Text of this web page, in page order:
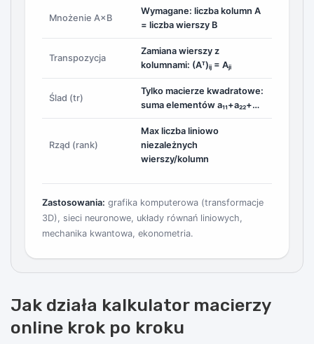
Mnożenie A×B
Wymagane: liczba kolumn A
= liczba wierszy B
Transpozycja
Zamiana wierszy z
kolumnami: (Aᵀ)ᵢⱼ = Aⱼᵢ
Ślad (tr)
Tylko macierze kwadratowe:
suma elementów a₁₁+a₂₂+…
Rząd (rank)
Max liczba liniowo
niezależnych
wierszy/kolumn
Zastosowania: grafika komputerowa (transformacje
3D), sieci neuronowe, układy równań liniowych,
mechanika kwantowa, ekonometria.
Jak działa kalkulator macierzy
online krok po kroku